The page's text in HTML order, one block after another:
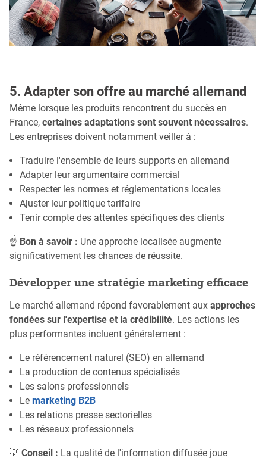
5. Adapter son offre au marché allemand
Même lorsque les produits rencontrent du succès en
France, certaines adaptations sont souvent nécessaires.
Les entreprises doivent notamment veiller à :
Traduire l'ensemble de leurs supports en allemand
Adapter leur argumentaire commercial
Respecter les normes et réglementations locales
Ajuster leur politique tarifaire
Tenir compte des attentes spécifiques des clients
☝ Bon à savoir : Une approche localisée augmente
significativement les chances de réussite.
Développer une stratégie marketing efficace
Le marché allemand répond favorablement aux approches
fondées sur l'expertise et la crédibilité. Les actions les
plus performantes incluent généralement :
Le référencement naturel (SEO) en allemand
La production de contenus spécialisés
Les salons professionnels
Le marketing B2B
Les relations presse sectorielles
Les réseaux professionnels
💡 Conseil : La qualité de l'information diffusée joue